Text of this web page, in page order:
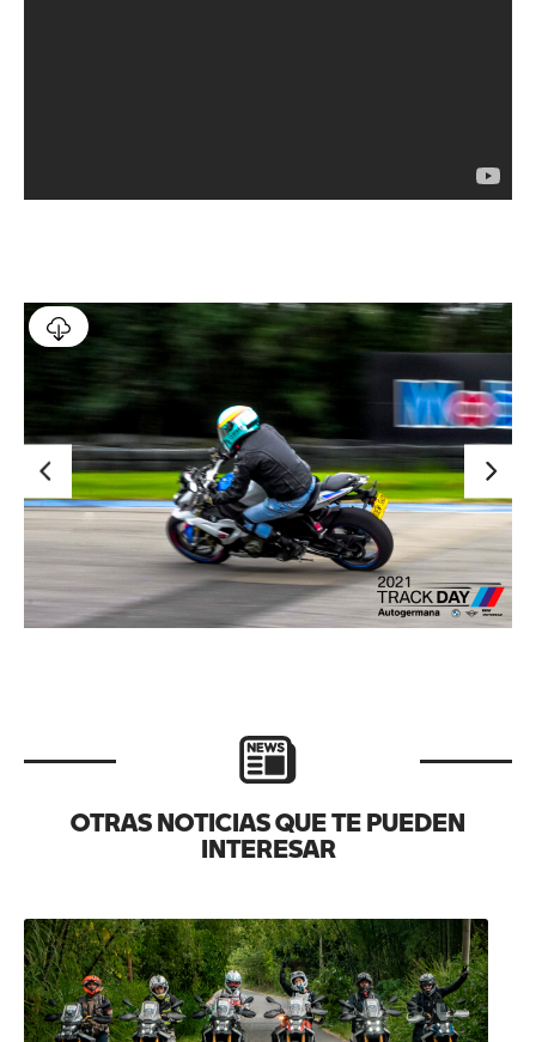
OTRAS NOTICIAS QUE TE PUEDEN
INTERESAR